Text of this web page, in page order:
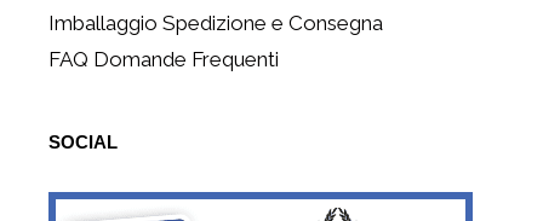
Imballaggio Spedizione e Consegna
FAQ Domande Frequenti
SOCIAL